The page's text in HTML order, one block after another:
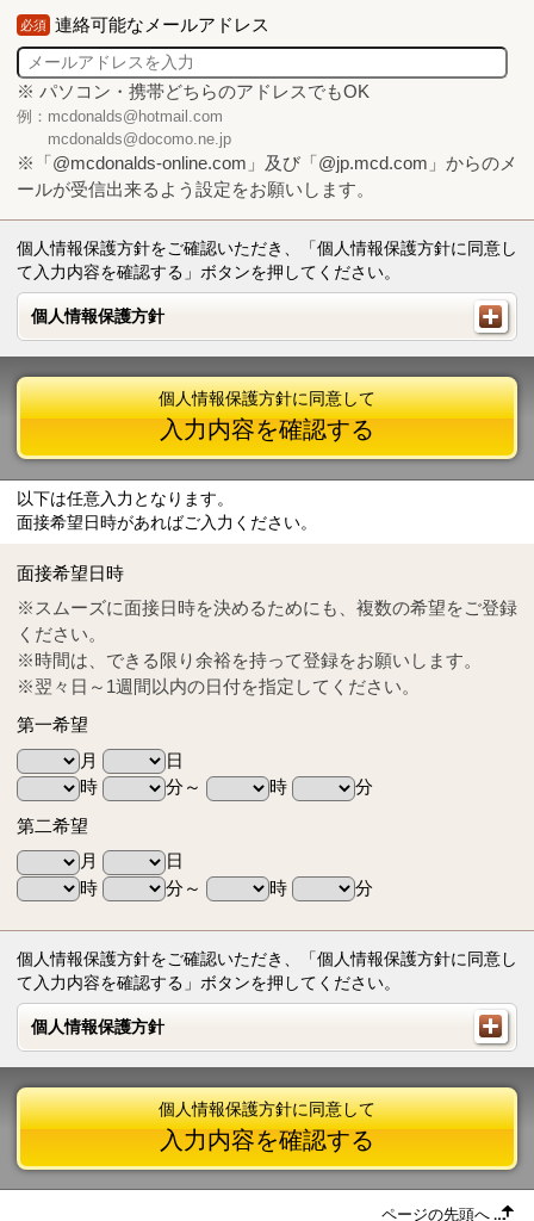
必須 連絡可能なメールアドレス
※ パソコン・携帯どちらのアドレスでもOK
例：mcdonalds@hotmail.com
mcdonalds@docomo.ne.jp
※「@mcdonalds-online.com」及び「@jp.mcd.com」からのメ
ールが受信出来るよう設定をお願いします。
個人情報保護方針をご確認いただき、「個人情報保護方針に同意し
て入力内容を確認する」ボタンを押してください。
個人情報保護方針
個人情報保護方針
Tel
0570-55-0314
個人情報保護方針に同意して
入力内容を確認する
以下は任意入力となります。
面接希望日時があればご入力ください。
面接希望日時
※スムーズに面接日時を決めるためにも、複数の希望をご登録
ください。
※時間は、できる限り余裕を持って登録をお願いします。
※翌々日～1週間以内の日付を指定してください。
第一希望
月
日
時
分～ 時
分
第二希望
月
日
時
分～ 時 分
個人情報保護方針をご確認いただき、「個人情報保護方針に同意し
て入力内容を確認する」ボタンを押してください。
個人情報保護方針
個人情報保護方針
個人情報保護方針に同意して
入力内容を確認する
ページの先頭へ